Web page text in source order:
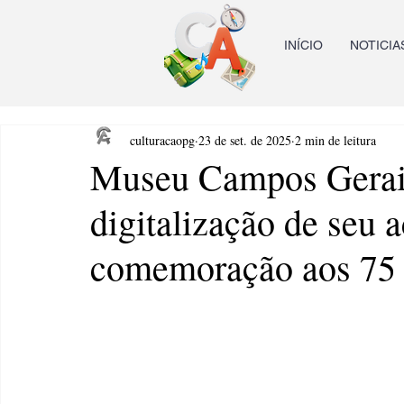
INÍCIO
Museu Campos
digitalização de seu
comemoração aos
culturacaopg 23 de set. de 2025 2 min de leitura